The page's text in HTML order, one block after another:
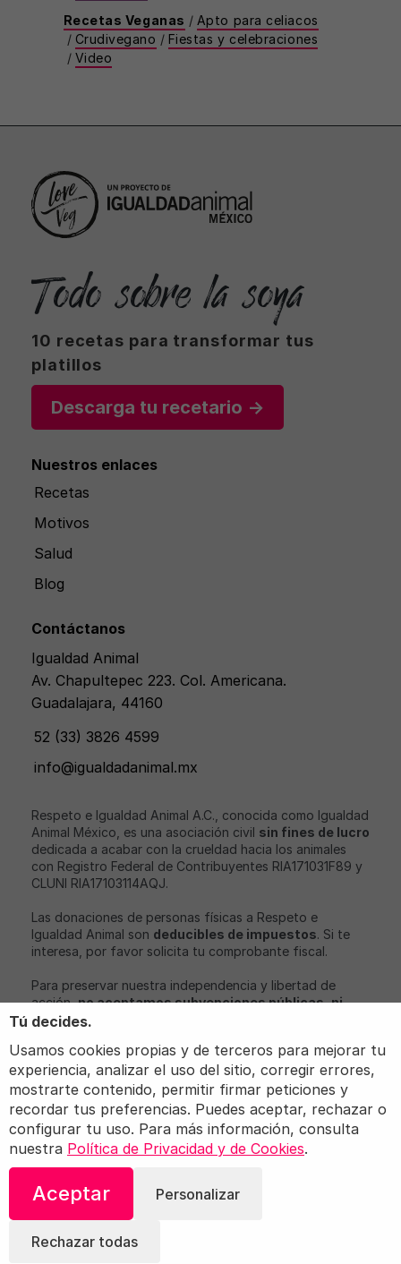
Recetas Veganas / Apto para celiacos
/ Crudivegano / Fiestas y celebraciones
/ Video
Todo sobre la soya
10 recetas para transformar tus
platillos
Descarga tu recetario →
Nuestros enlaces
Recetas
Motivos
Salud
Blog
Contáctanos
Igualdad Animal
Av. Chapultepec 223. Col. Americana.
Guadalajara, 44160
52 (33) 3826 4599
info@igualdadanimal.mx
Respeto e Igualdad Animal A.C., conocida como Igualdad
Animal México, es una asociación civil sin fines de lucro
dedicada a acabar con la crueldad hacia los animales
con Registro Federal de Contribuyentes RIA171031F89 y
CLUNI RIA17103114AQJ.
Las donaciones de personas físicas a Respeto e
Igualdad Animal son deducibles de impuestos. Si te
interesa, por favor solicita tu comprobante fiscal.
Para preservar nuestra independencia y libertad de
acción,no aceptamos subvenciones públicas, ni
aportaciones económicas de partidos políticos o
objeto social.
Igualdad Animal, iAnimal y Love Veg son marcas
registradas de Igualdad Animal.
© 2026 Igualdad Animal. Todos los derechos
reservados.
Términos
Política de privacidad
Tú decides.
Usamos cookies propias y de terceros para mejorar tu
experiencia, analizar el uso del sitio, corregir errores,
mostrarte contenido, permitir firmar peticiones y
recordar tus preferencias. Puedes aceptar, rechazar o
configurar tu uso. Para más información, consulta
nuestra Política de Privacidad y de Cookies.
Aceptar Personalizar
Rechazar todas